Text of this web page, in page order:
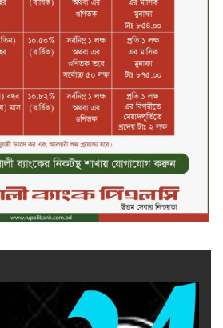
বিএটি বাংলাদেশের নতুন ব্যবস্থাপনা
পরিচালক কাখাবের বেনিদজে